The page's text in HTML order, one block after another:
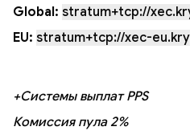
Global: stratum+tcp://
EU: stratum+tcp://xec-
Системы выплат PPS+
Комиссия пула 2%